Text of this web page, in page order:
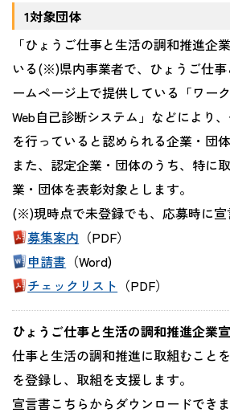
1対象団体
「ひょうご仕事と生活の調和推進企
いる(※)県内事業者で、ひょうご仕
ームページ上で提供している「ワー
Web自己診断システム」などにより
を行っていると認められる企業・団
また、認定企業・団体のうち、特に
業・団体を表彰対象とします。
(※)現時点で未登録でも、応募時に宣
募集案内 （PDF）
申請書 （Word)
チェックリスト （PDF）
ひょうご仕事と生活の調和推進企業
仕事と生活の調和推進に取組むこと
を登録し、取組を支援します。
宣言書こちらからダウンロードできま